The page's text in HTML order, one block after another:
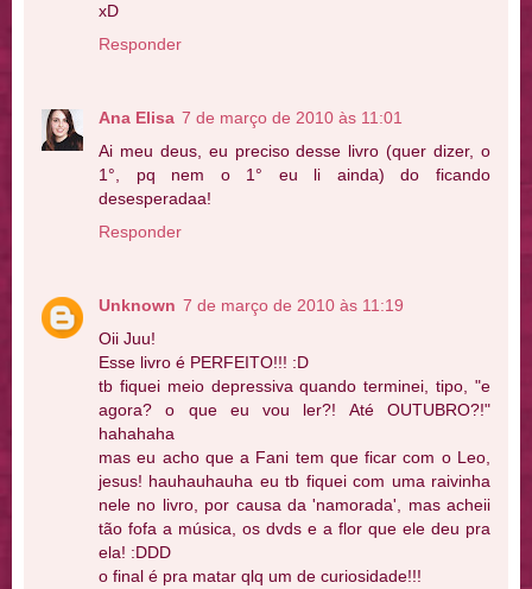
xD
Responder
Ana Elisa 7 de março de 2010 às 11:01
Ai meu deus, eu preciso desse livro (quer dizer, o
1°, pq nem o 1° eu li ainda) do ficando
desesperadaa!
Responder
Unknown 7 de março de 2010 às 11:19
Oii Juu!
Esse livro é PERFEITO!!! :D
tb fiquei meio depressiva quando terminei, tipo, "e
agora? o que eu vou ler?! Até OUTUBRO?!"
hahahaha
mas eu acho que a Fani tem que ficar com o Leo,
jesus! hauhauhauha eu tb fiquei com uma raivinha
nele no livro, por causa da 'namorada', mas acheii
tão fofa a música, os dvds e a flor que ele deu pra
ela! :DDD
o final é pra matar qlq um de curiosidade!!!